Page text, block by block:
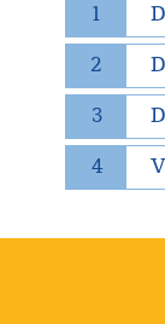
1
2
3
4